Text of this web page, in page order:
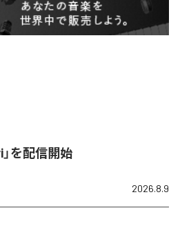
を配信開始
2026.8.9